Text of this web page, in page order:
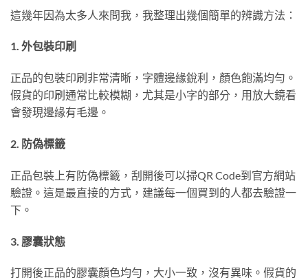
這幾年因為太多人來問我，我整理出幾個簡單的辨識方法：
1. 外包裝印刷
正品的包裝印刷非常清晰，字體邊緣銳利，顏色飽滿均勻。
假貨的印刷通常比較模糊，尤其是小字的部分，用放大鏡看
會發現邊緣有毛邊。
2. 防偽標籤
正品包裝上有防偽標籤，刮開後可以掃QR Code到官方網站
驗證。這是最直接的方式，建議每一個買到的人都去驗證一
下。
3. 膠囊狀態
打開後正品的膠囊顏色均勻，大小一致，沒有異味。假貨的